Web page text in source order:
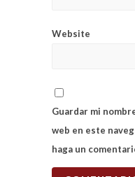
Website
Guardar mi
web en este
haga un